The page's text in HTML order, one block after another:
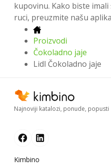
kupovinu. Kako biste
ruci, preuzmite našu
Proizvodi
Čokoladno jaje
Lidl Čokoladno jaje
Najnoviji katalozi, ponude, popusti
Kimbino